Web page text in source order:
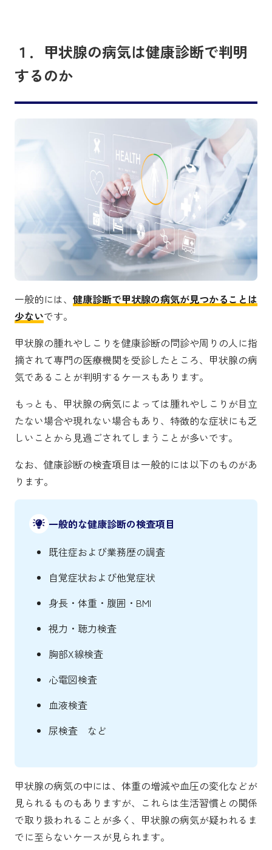
１．甲状腺の病気は健康診断で判明
するのか
一般的には、 健康診断で甲状腺の病気が見つかることは
少ないです。
甲状腺の腫れやしこりを健康診断の問診や周りの人に指
摘されて専門の医療機関を受診したところ、甲状腺の病
気であることが判明するケースもあります。
もっとも、甲状腺の病気によっては腫れやしこりが目立
たない場合や現れない場合もあり、特徴的な症状にも乏
しいことから見過ごされてしまうことが多いです。
なお、健康診断の検査項目は一般的には以下のものがあ
ります。
一般的な健康診断の検査項目
既往症および業務歴の調査
自覚症状および他覚症状
身長・体重・腹囲・BMI
視力・聴力検査
胸部X線検査
心電図検査
血液検査
尿検査 など
甲状腺の病気の中には、体重の増減や血圧の変化などが
見られるものもありますが、これらは生活習慣との関係
で取り扱われることが多く、甲状腺の病気が疑われるま
でに至らないケースが見られます。